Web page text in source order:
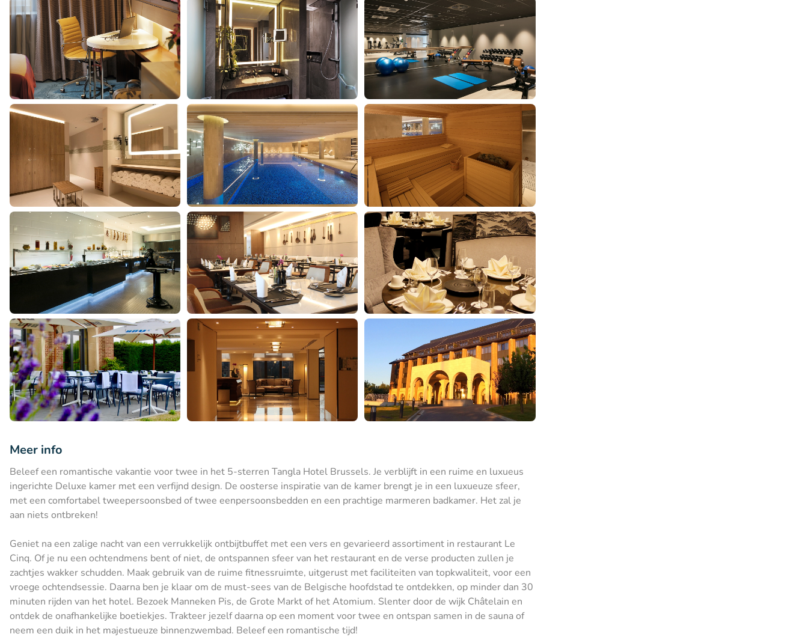
Meer info
Beleef een romantische vakantie voor twee in het 5-sterren Tangla Hotel Brussels. Je verblijft in een ruime en luxueus
ingerichte Deluxe kamer met een verfijnd design. De oosterse inspiratie van de kamer brengt je in een luxueuze sfeer,
met een comfortabel tweepersoonsbed of twee eenpersoonsbedden en een prachtige marmeren badkamer. Het zal je
aan niets ontbreken!
Geniet na een zalige nacht van een verrukkelijk ontbijtbuffet met een vers en gevarieerd assortiment in restaurant Le
Cinq. Of je nu een ochtendmens bent of niet, de ontspannen sfeer van het restaurant en de verse producten zullen je
zachtjes wakker schudden. Maak gebruik van de ruime fitnessruimte, uitgerust met faciliteiten van topkwaliteit, voor een
vroege ochtendsessie. Daarna ben je klaar om de must-sees van de Belgische hoofdstad te ontdekken, op minder dan 30
minuten rijden van het hotel. Bezoek Manneken Pis, de Grote Markt of het Atomium. Slenter door de wijk Châtelain en
ontdek de onafhankelijke boetiekjes. Trakteer jezelf daarna op een moment voor twee en ontspan samen in de sauna of
neem een duik in het majestueuze binnenzwembad. Beleef een romantische tijd!